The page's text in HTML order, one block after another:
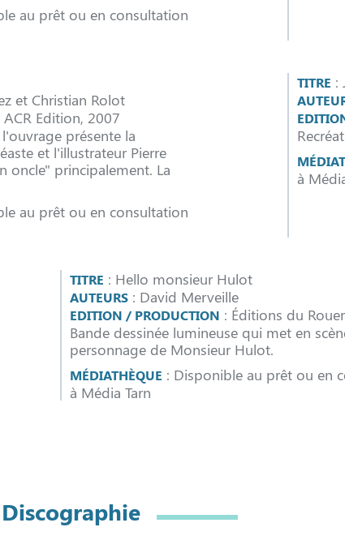
au prêt ou en consultation
et Christian Rolot
ACR Edition, 2007
présente la
et l'illustrateur Pierre
oncle" principalement. La
au prêt ou en consultation
TITRE :
à
TITRE : Hello monsieur Hulot
AUTEURS : David Merveille
EDITION / PRODUCTION : Éditions du
Bande dessinée lumineuse qui met en
personnage de Monsieur Hulot.
MÉDIATHÈQUE : Disponible au prêt ou en
à Média Tarn